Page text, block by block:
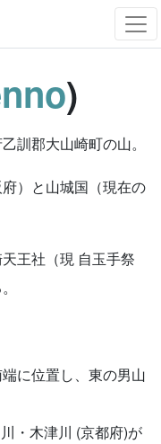
)
訓郡大山崎町の山。
）と山城国（現在の
王社（現 自玉手祭
に位置し、東の男山
・木津川 (京都府)が